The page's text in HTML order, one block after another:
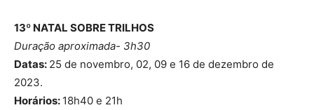
13º NATAL SOBRE TRILHOS
Duração aproximada- 3h30
Datas: 25 de novembro, 02, 09 e 16 de dezembro de
2023.
Horários: 18h40 e 21h